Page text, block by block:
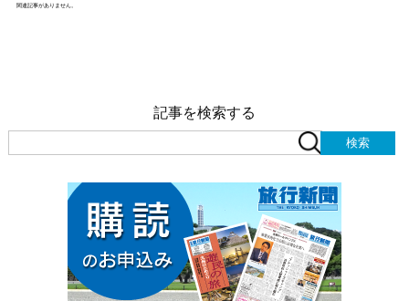
関連記事がありません。
記事を検索する